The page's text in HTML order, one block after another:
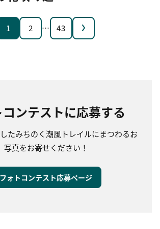
1
2 … 43 次へ
ンテストに応募する
たみちのく潮風トレイルにまつわるお
写真をお寄せください！
フォトコンテスト応募ページ